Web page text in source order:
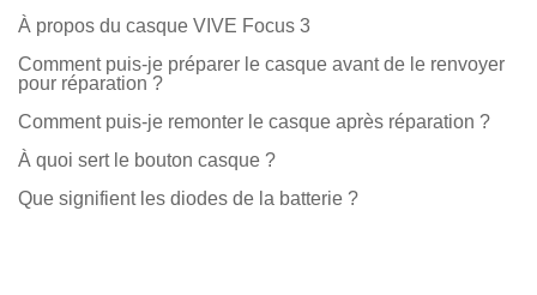
À propos du casque VIVE Focus 3
Comment puis-je préparer le casque avant de le renvoyer
pour réparation ?
Comment puis-je remonter le casque après réparation ?
À quoi sert le bouton casque ?
Que signifient les diodes de la batterie ?